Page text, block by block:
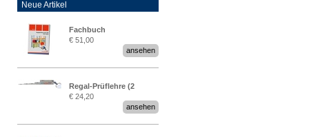
Neue Artikel
Fachbuch
„Regalprüfung nach DIN
€ 51,00
ansehen
Regal-Prüflehre (2
Stück)
€ 24,20
ansehen